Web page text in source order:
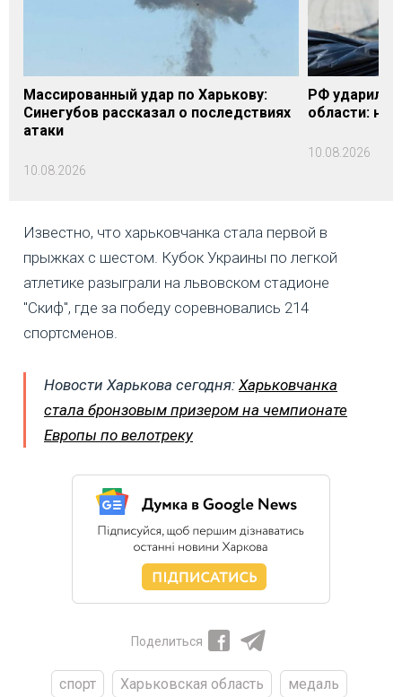
Массированный удар по Харькову:
Синегубов рассказал о последствиях
атаки
10.08.2026
РФ ударила
области: на
10.08.2026
Известно, что харьковчанка стала первой в
прыжках с шестом. Кубок Украины по легкой
атлетике разыграли на львовском стадионе
"Скиф", где за победу соревновались 214
спортсменов.
Новости Харькова сегодня: Харьковчанка
стала бронзовым призером на чемпионате
Европы по велотреку
Поделиться
спорт Харьковская область
медаль